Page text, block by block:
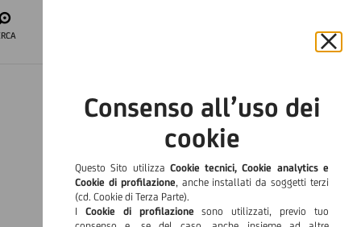
ACCESSO
AREA CLIENTI
Consenso all’uso dei
cookie
Questo Sito utilizza Cookie tecnici, Cookie analytics e
Cookie di profilazione, anche installati da soggetti terzi
(cd. Cookie di Terza Parte).
I Cookie di profilazione sono utilizzati, previo tuo